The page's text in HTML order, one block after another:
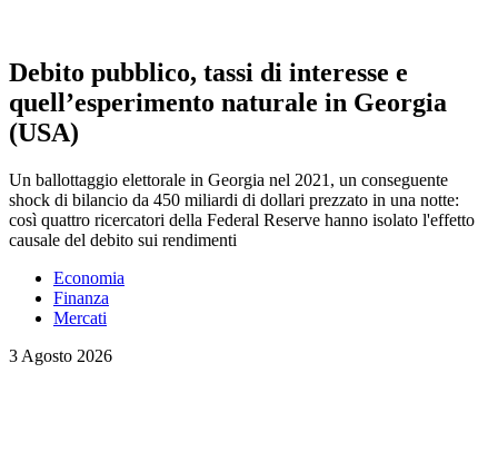
Debito pubblico, tassi di interesse e
quell’esperimento naturale in Georgia
(USA)
Un ballottaggio elettorale in Georgia nel 2021, un conseguente
shock di bilancio da 450 miliardi di dollari prezzato in una notte:
così quattro ricercatori della Federal Reserve hanno isolato l'effetto
causale del debito sui rendimenti
Economia
Finanza
Mercati
3 Agosto 2026